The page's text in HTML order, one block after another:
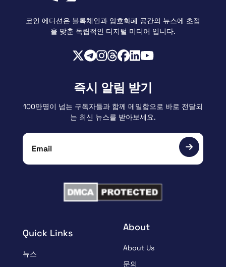
코인 에디션은 블록체인과 암호화폐 공간의 뉴스에 초점
을 맞춘 독립적인 디지털 미디어 입니다.
Quick Links
뉴스
About
About Us
문의
즉시 알림 받기
100만명이 넘는 구독자들과 함께 메일함으로 바로 전달되
는 최신 뉴스를 받아보세요.